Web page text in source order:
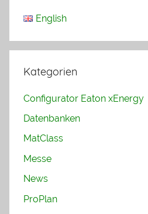
English
Kategorien
Configurator Eaton xEnergy
Datenbanken
MatClass
Messe
News
ProPlan